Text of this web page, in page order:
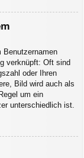
Benutzernamen
verknüpft: Oft sind
oder Ihren
Bild wird auch als
um ein
unterschiedlich ist.